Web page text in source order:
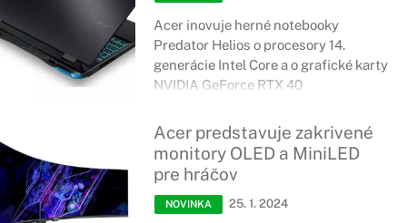
Acer inovuje herné notebooky
Predator Helios o procesory 14.
generácie Intel Core a o grafické karty
NVIDIA GeForce RTX 40
Acer predstavuje zakrivené
monitory OLED a MiniLED
pre hráčov
NOVINKA 25. 1. 2024